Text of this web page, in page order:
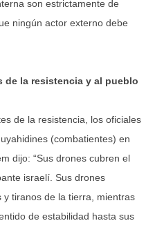
son estrictamente de
ningún actor externo debe
de la resistencia y al pueblo
de la resistencia, los oficiales
(combatientes) en
dijo: “Sus drones cubren el
israelí. Sus drones
tiranos de la tierra, mientras
de estabilidad hasta sus